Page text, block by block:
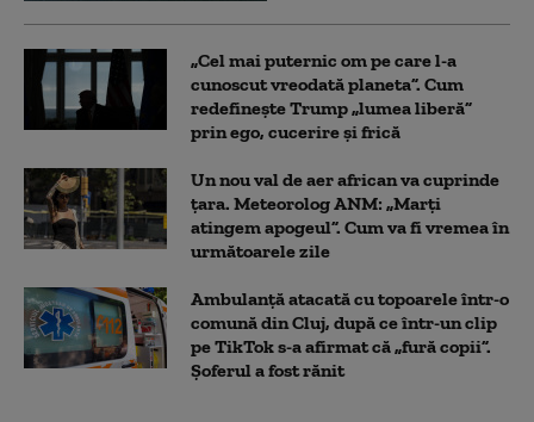
„Cel mai puternic om pe care l-a
cunoscut vreodată planeta”. Cum
redefinește Trump „lumea liberă”
prin ego, cucerire și frică
Un nou val de aer african va cuprinde
țara. Meteorolog ANM: „Marți
atingem apogeul”. Cum va fi vremea în
următoarele zile
Ambulanţă atacată cu topoarele într-o
comună din Cluj, după ce într-un clip
pe TikTok s-a afirmat că „fură copii”.
Șoferul a fost rănit